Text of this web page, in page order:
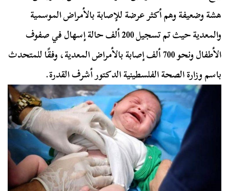
هشة وضعيفة وهم أكثر عرضة للإصابة بالأمراض الموسمية
والمعدية حيث تم تسجيل 200 ألف حالة إسهال في صفوف
الأطفال ونحو 700 ألف إصابة بالأمراض المعدية، وفقًا للمتحدث
باسم وزارة الصحة الفلسطينية الدكتور أشرف القدرة.